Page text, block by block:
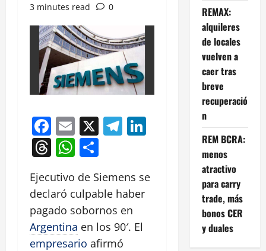
3 minutes read
0
Facebook
Email
X Telegram
LinkedIn
Threads
WhatsApp
Ejecutivo de Siemens se
declaró culpable haber
pagado sobornos en
Argentina en los 90′. El
empresario afirmó
REMAX:
alquileres
de locales
vuelven a
caer tras
breve
recuperació
n
REM BCRA:
menos
atractivo
para carry
trade, más
bonos CER
y duales